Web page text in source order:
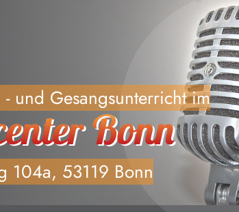
Anfänger,
Deine
Vocal
- und Gesangsunterricht im
104a, 53119 Bonn